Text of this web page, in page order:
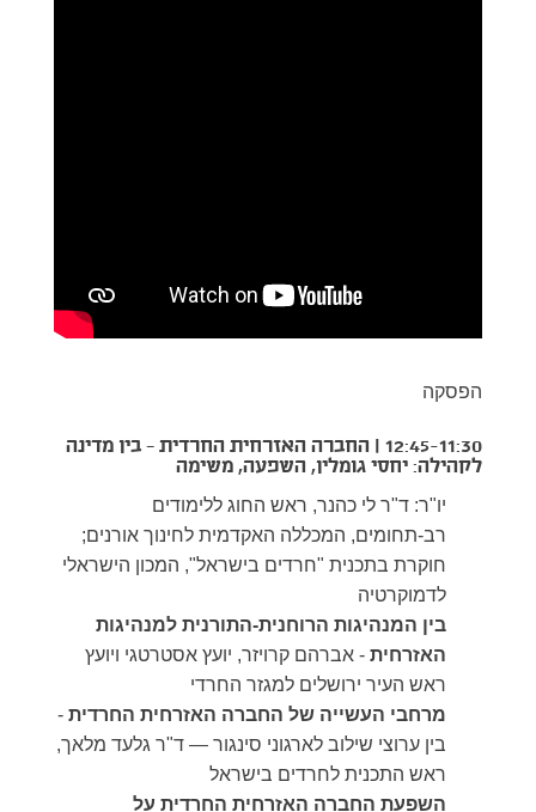
הפסקה
12:45-11:30 | החברה האזרחית החרדית — בין מדינה
לקהילה: יחסי גומלין, השפעה, משימה
יו"ר: ד"ר לי כהנר, ראש החוג ללימודים
רב-תחומים, המכללה האקדמית לחינוך אורנים;
חוקרת בתכנית "חרדים בישראל", המכון הישראלי
לדמוקרטיה
בין המנהיגות הרוחנית-התורנית למנהיגות
האזרחית - אברהם קרויזר, יועץ אסטרטגי ויועץ
ראש העיר ירושלים למגזר החרדי
מרחבי העשייה של החברה האזרחית החרדית -
בין ערוצי שילוב לארגוני סינגור — ד"ר גלעד מלאך,
ראש התכנית לחרדים בישראל
השפעת החברה האזרחית החרדית על